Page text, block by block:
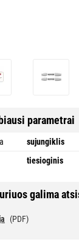
parametrai
sujungiklis
tiesioginis
galima
(PDF)